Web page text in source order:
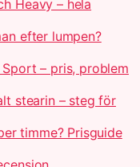
Heavy – hela
efter lumpen?
Sport – pris, problem
stearin – steg för
timme? Prisguide